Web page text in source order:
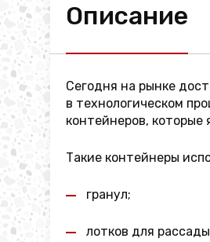
Описание
Сегодня на рынке
в технологическом
контейнеров,
Такие контейнеры
гранул;
лотков для